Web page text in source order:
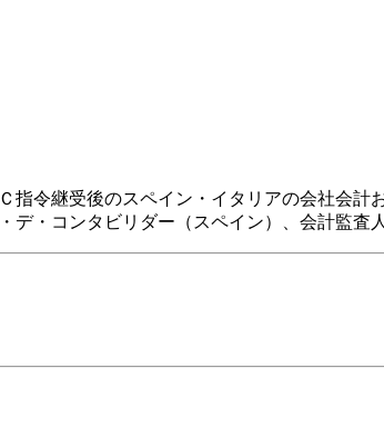
令継受後のスペイン・イタリアの会社会計
・コンタビリダー（スペイン）、会計監査